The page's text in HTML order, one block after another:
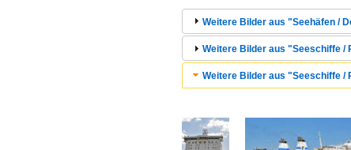
Weitere Bilder aus "Seehäfen /
Weitere Bilder aus "Seeschiffe /
Weitere Bilder aus "Seeschiffe /